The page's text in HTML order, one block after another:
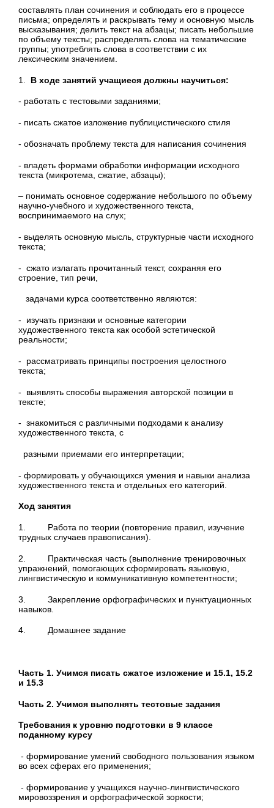
составлять план сочинения и соблюдать его в процессе
письма; определять и раскрывать тему и основную мысль
высказывания; делить текст на абзацы; писать небольшие
по объему тексты; распределять слова на тематические
группы; употреблять слова в соответствии с их
лексическим значением.
1. В ходе занятий учащиеся должны научиться:
- работать с тестовыми заданиями;
- писать сжатое изложение публицистического стиля
- обозначать проблему текста для написания сочинения
- владеть формами обработки информации исходного
текста (микротема, сжатие, абзацы);
– понимать основное содержание небольшого по объему
научно-учебного и художественного текста,
воспринимаемого на слух;
- выделять основную мысль, структурные части исходного
текста;
- сжато излагать прочитанный текст, сохраняя его
строение, тип речи,
задачами курса соответственно являются:
- изучать признаки и основные категории
художественного текста как особой эстетической
реальности;
- рассматривать принципы построения целостного
текста;
- выявлять способы выражения авторской позиции в
тексте;
- знакомиться с различными подходами к анализу
художественного текста, с
разными приемами его интерпретации;
- формировать у обучающихся умения и навыки анализа
художественного текста и отдельных его категорий.
Ход занятия
1. Работа по теории (повторение правил, изучение
трудных случаев правописания).
2. Практическая часть (выполнение тренировочных
упражнений, помогающих сформировать языковую,
лингвистическую и коммуникативную компетентности;
3. Закрепление орфографических и пунктуационных
навыков.
4. Домашнее задание
Часть 1. Учимся писать сжатое изложение и 15.1, 15.2
и 15.3
Часть 2. Учимся выполнять тестовые задания
Требования к уровню подготовки в 9 классе
поданному курсу
- формирование умений свободного пользования языком
во всех сферах его применения;
- формирование у учащихся научно-лингвистического
мировоззрения и орфографической зоркости;